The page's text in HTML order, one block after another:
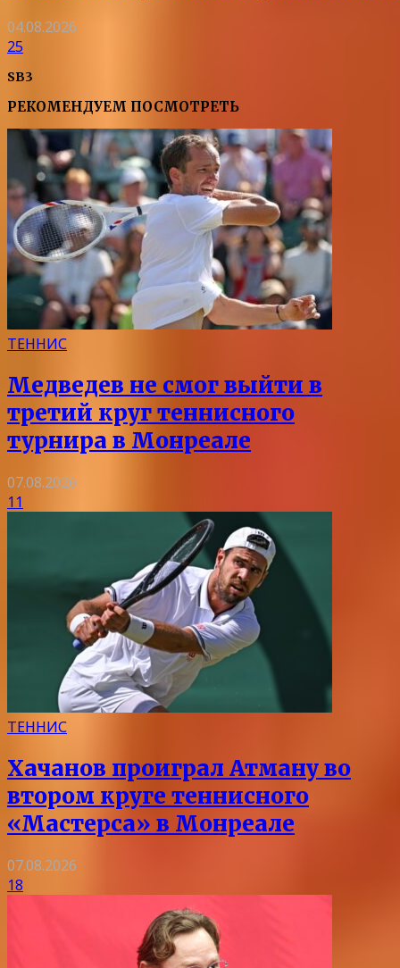
04.08.2026
25
SB3
РЕКОМЕНДУЕМ ПОСМОТРЕТЬ
ТЕННИС
Медведев не смог выйти в
третий круг теннисного
турнира в Монреале
07.08.2026
11
ТЕННИС
Хачанов проиграл Атману во
втором круге теннисного
«Мастерса» в Монреале
07.08.2026
18